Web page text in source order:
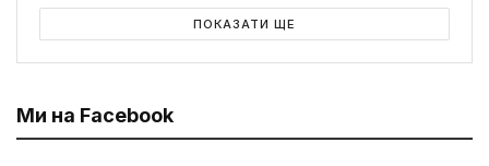
ПОКАЗАТИ ЩЕ
Ми на Facebook